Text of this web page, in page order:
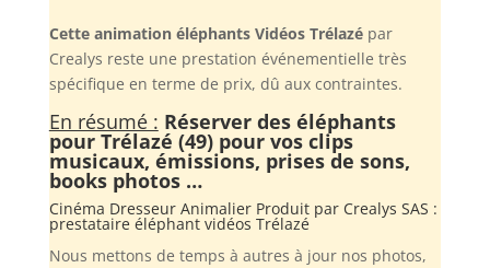
Cette animation éléphants Vidéos Trélazépar
Crealys reste une prestation événementielle très
spécifique en terme de prix, dû aux contraintes.
En résumé : Réserver des éléphants
pour Trélazé (49) pour vos clips
musicaux, émissions, prises de sons,
books photos …
Cinéma Dresseur Animalier Produit par Crealys SAS :
prestataire éléphant vidéos Trélazé
Nous mettons de temps à autres à jour nos photos,